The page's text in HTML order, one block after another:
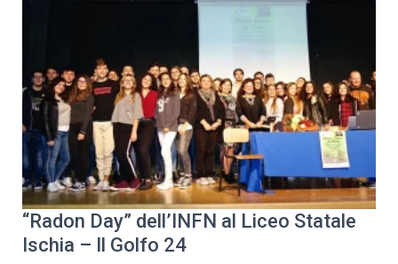
“Radon Day” dell’INFN al Liceo Statale
Ischia – Il Golfo 24